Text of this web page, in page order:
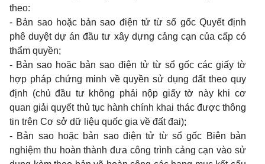
theo:
- Bản sao hoặc bản sao điện tử từ sổ gốc Quyết định
phê duyệt dự án đầu tư xây dựng cảng cạn của cấp có
thẩm quyền;
- Bản sao hoặc bản sao điện tử từ sổ gốc các giấy tờ
hợp pháp chứng minh về quyền sử dụng đất theo quy
định (chủ đầu tư không phải nộp giấy tờ này khi cơ
quan giải quyết thủ tục hành chính khai thác được thông
tin trên Cơ sở dữ liệu quốc gia về đất đai);
- Bản sao hoặc bản sao điện tử từ sổ gốc Biên bản
nghiệm thu hoàn thành đưa công trình cảng cạn vào sử